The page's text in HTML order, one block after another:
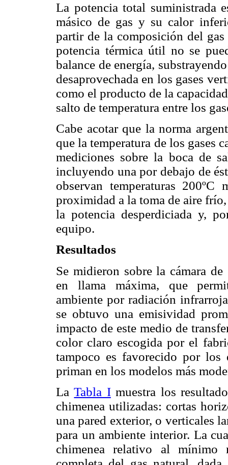
La potencia total suministrada
másico de gas y su calor
partir de la composición del
potencia térmica útil no se
balance de energía,
desaprovechada en los gases
como el producto de la
salto de temperatura entre los
Cabe acotar que la norma
que la temperatura de los gases
mediciones sobre la boca de
incluyendo una por debajo de
observan temperaturas
proximidad a la toma de aire
la potencia desperdiciada y,
equipo.
Resultados
Se midieron sobre la cámara
en llama máxima, que
ambiente por radiación
se obtuvo una emisividad
impacto de este medio de
color claro escogida por el
tampoco es favorecido por los
priman en los modelos más
LaTabla Imuestra los
chimenea utilizadas: cortas
una pared exterior, o verticales
para un ambiente interior. La
chimenea relativo al mínimo